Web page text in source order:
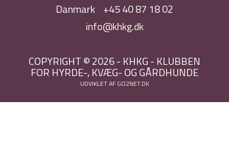
Danmark +45 40 87 18 02
info@khkg.dk
COPYRIGHT © 2026 - KHKG - KLUBBEN
FOR HYRDE-, KVÆG- OG GÅRDHUNDE
UDVIKLET AF GO2NET.DK